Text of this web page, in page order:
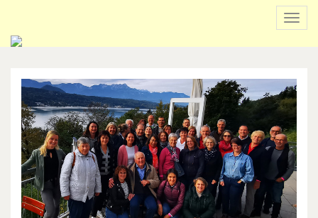
des
Seitenbereichs:
Inhalt